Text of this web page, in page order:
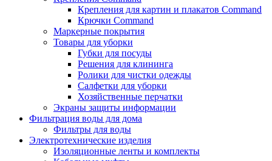
Крепления для картин и плакатов Command
Крючки Command
Маркерные покрытия
Товары для уборки
Губки для посуды
Решения для клининга
Ролики для чистки одежды
Салфетки для уборки
Хозяйственные перчатки
Экраны защиты информации
Фильтрация воды для дома
Фильтры для воды
Электротехнические изделия
Изоляционные ленты и комплекты